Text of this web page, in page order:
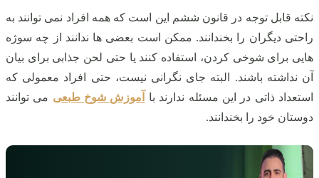
نکته قابل توجه در قانون ششم این است که همه افراد نمی توانند به
راحتی دیگران را بخندانند. ممکن است بعضی ها ندانند از چه سوژه
هایی برای شوخی کردن، استفاده کنند یا حتی لحن جذابی برای بیان
آن نداشته باشند. البته جای نگرانی نیست، حتی افراد معمولی که
استعداد ذاتی در این مسئله ندارند با
آموزش شوخ طبعی می توانند
دوستان خود را بخندانند.